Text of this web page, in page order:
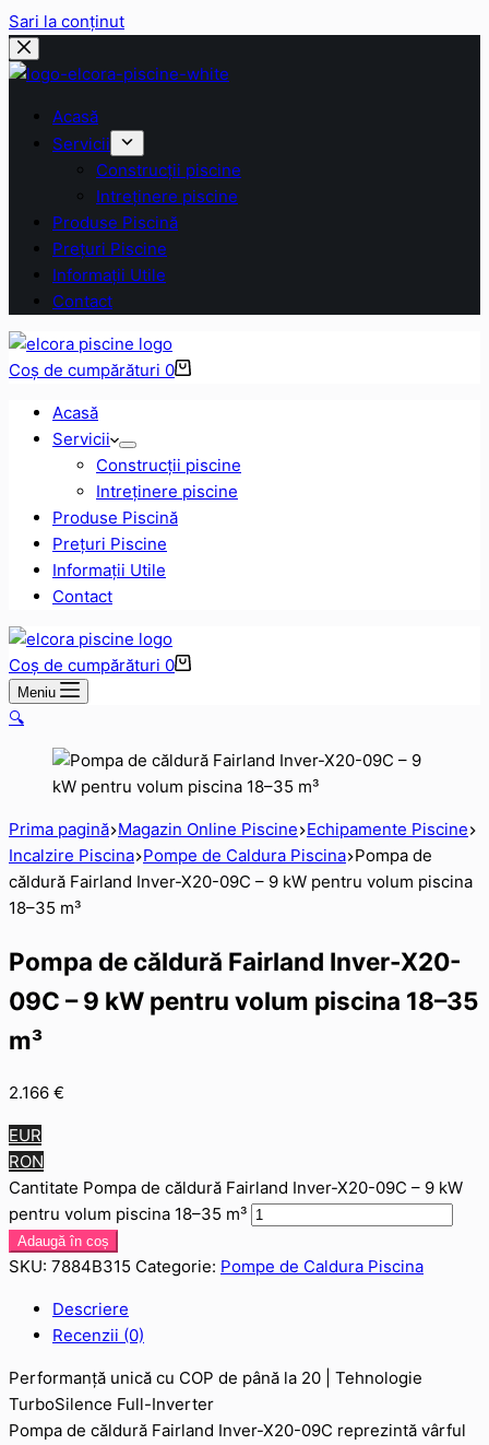
Sari la conținut
Acasă
Servicii
Construcții piscine
Intreținere piscine
Produse Piscină
Prețuri Piscine
Informații Utile
Contact
Coș de cumpărături 0
Acasă
Servicii
Construcții piscine
Intreținere piscine
Produse Piscină
Prețuri Piscine
Informații Utile
Contact
Coș de cumpărături 0
Meniu
🔍
Prima pagină Magazin Online Piscine Echipamente Piscine
Incalzire Piscina Pompe de Caldura Piscina Pompa de
căldură Fairland Inver-X20-09C – 9 kW pentru volum piscina
18–35 m³
Pompa de căldură Fairland Inver-X20-
09C – 9 kW pentru volum piscina 18–35
m³
2.166 €
EUR
RON
Cantitate Pompa de căldură Fairland Inver-X20-09C – 9 kW
pentru volum piscina 18–35 m³
Adaugă în coș
SKU: 7884B315 Categorie: Pompe de Caldura Piscina
Descriere
Recenzii (0)
Performanță unică cu COP de până la 20 | Tehnologie
TurboSilence Full-Inverter
Pompa de căldură Fairland Inver-X20-09C reprezintă vârful